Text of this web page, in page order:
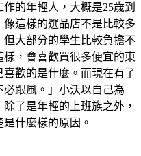
的年輕人，大概是25歲到
這樣的選品店不是比較多
大部分的學生比較負擔不
，會喜歡買很多便宜的東
歡的是什麼。而現在有了
跟風。」小沃以自己為
了是年輕的上班族之外，
什麼樣的原因。